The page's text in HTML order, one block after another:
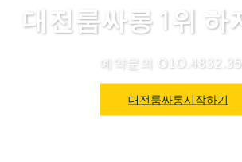
대전룸싸롱 1위 하
예약문의
대전룸싸롱시작하기